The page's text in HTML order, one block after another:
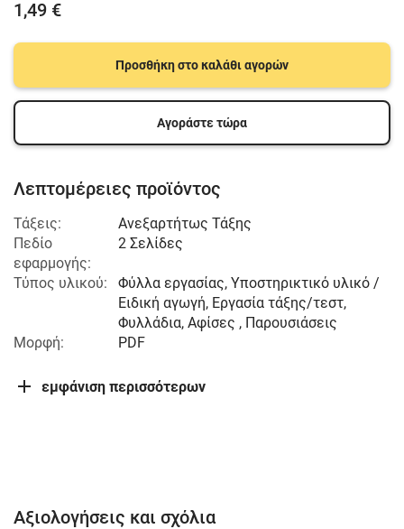
1,49 €
Προσθήκη στο καλάθι αγορών
Αγοράστε τώρα
Λεπτομέρειες προϊόντος
Τάξεις:
Ανεξαρτήτως Τάξης
Πεδίο
εφαρμογής:
2 Σελίδες
Τύπος υλικού:
Φύλλα εργασίας, Υποστηρικτικό υλικό /
Ειδική αγωγή, Εργασία τάξης/τεστ,
Φυλλάδια, Αφίσες , Παρουσιάσεις
Μορφή:
PDF
εμφάνιση περισσότερων
Αξιολογήσεις και σχόλια